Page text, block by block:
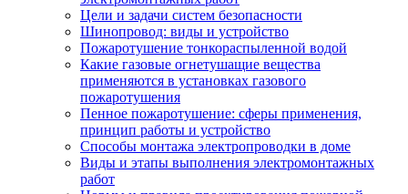
Цели и задачи систем безопасности
Шинопровод: виды и устройство
Пожаротушение тонкораспыленной водой
Какие газовые огнетушащие вещества
применяются в установках газового
пожаротушения
Пенное пожаротушение: сферы применения,
принцип работы и устройство
Способы монтажа электропроводки в доме
Виды и этапы выполнения электромонтажных
работ